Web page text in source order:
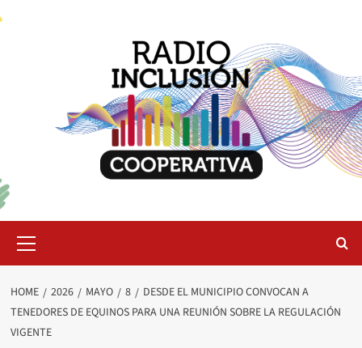
Menu
HOME 2026 MAYO 8
DESDE EL MUNICIPIO CONVOCAN A
TENEDORES DE EQUINOS PARA UNA REUNIÓN SOBRE LA REGULACIÓN
VIGENTE